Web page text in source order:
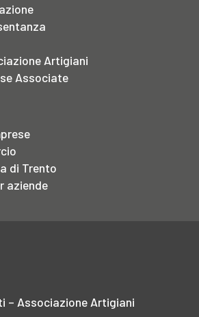
Artigiani
Associate
di Trento
aziende
– Associazione Artigiani